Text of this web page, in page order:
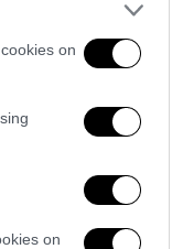
on
on